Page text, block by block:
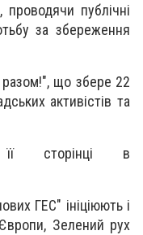
публічні
за збереження
разом!", що збере 22
активістів та
сторінці в
ГЕС" ініціюють і
Зелений рух